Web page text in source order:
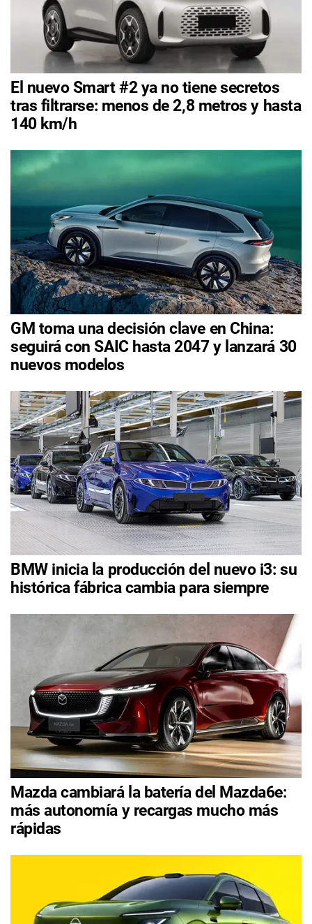
El nuevo Smart #2 ya no tiene secretos
tras filtrarse: menos de 2,8 metros y hasta
140 km/h
GM toma una decisión clave en China:
seguirá con SAIC hasta 2047 y lanzará 30
nuevos modelos
BMW inicia la producción del nuevo i3: su
histórica fábrica cambia para siempre
Mazda cambiará la batería del Mazda6e:
más autonomía y recargas mucho más
rápidas